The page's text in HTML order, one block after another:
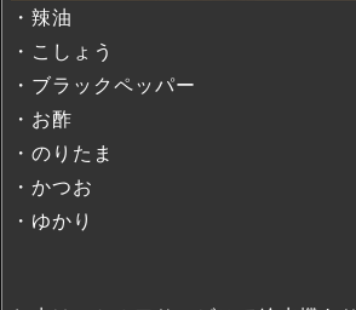
・辣油
・こしょう
・ブラックペッパー
・お酢
・のりたま
・かつお
・ゆかり